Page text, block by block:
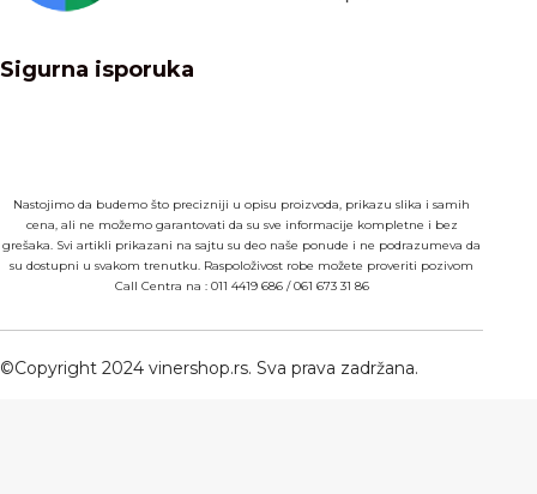
Sigurna isporuka
Nastojimo da budemo što precizniji u opisu proizvoda, prikazu slika i samih
cena, ali ne možemo garantovati da su sve informacije kompletne i bez
grešaka. Svi artikli prikazani na sajtu su deo naše ponude i ne podrazumeva da
su dostupni u svakom trenutku. Raspoloživost robe možete proveriti pozivom
Call Centra na : 011 4419 686/061 673 31 86
©Copyright 2024 vinershop.rs. Sva prava zadržana.